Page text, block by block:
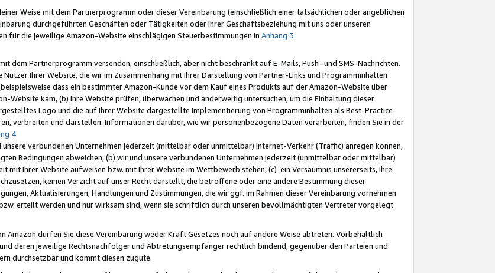
Weise mit dem Partnerprogramm oder dieser Vereinbarung (einschließlich einer tatsächlichen oder angeblichen
durchgeführten Geschäften oder Tätigkeiten oder Ihrer Geschäftsbeziehung mit uns oder unseren
für die jeweilige Amazon-Website einschlägigen Steuerbestimmungen in Anhang 3.
dem Partnerprogramm versenden, einschließlich, aber nicht beschränkt auf E-Mails, Push- und SMS-Nachrichten.
Ihrer Website, die wir im Zusammenhang mit Ihrer Darstellung von Partner-Links und Programminhalten
dass ein bestimmter Amazon-Kunde vor dem Kauf eines Produkts auf der Amazon-Website über
Website kam, (b) Ihre Website prüfen, überwachen und anderweitig untersuchen, um die Einhaltung dieser
Logo und die auf Ihrer Website dargestellte Implementierung von Programminhalten als Best-Practice-
verbreiten und darstellen. Informationen darüber, wie wir personenbezogene Daten verarbeiten, finden Sie in der
4.
verbundenen Unternehmen jederzeit (mittelbar oder unmittelbar) Internet-Verkehr (Traffic) anregen können,
Bedingungen abweichen, (b) wir und unsere verbundenen Unternehmen jederzeit (unmittelbar oder mittelbar)
mit Ihrer Website aufweisen bzw. mit Ihrer Website im Wettbewerb stehen, (c) ein Versäumnis unsererseits, Ihre
keinen Verzicht auf unser Recht darstellt, die betroffene oder eine andere Bestimmung dieser
Aktualisierungen, Handlungen und Zustimmungen, die wir ggf. im Rahmen dieser Vereinbarung vornehmen
erteilt werden und nur wirksam sind, wenn sie schriftlich durch unseren bevollmächtigten Vertreter vorgelegt
Amazon dürfen Sie diese Vereinbarung weder Kraft Gesetzes noch auf andere Weise abtreten. Vorbehaltlich
deren jeweilige Rechtsnachfolger und Abtretungsempfänger rechtlich bindend, gegenüber den Parteien und
durchsetzbar und kommt diesen zugute.